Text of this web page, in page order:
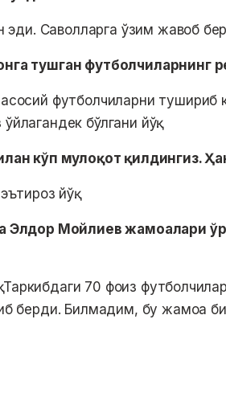
эди. Саволларга ўзим жавоб
тушган футболчиларнинг
футболчиларни тушириб
бўлгани йўқ.
кўп мулоқот қилдингиз.
йўқ.
Элдор Мойлиев жамоалари
Таркибдаги 70 фоиз
берди. Билмадим, бу жамоа